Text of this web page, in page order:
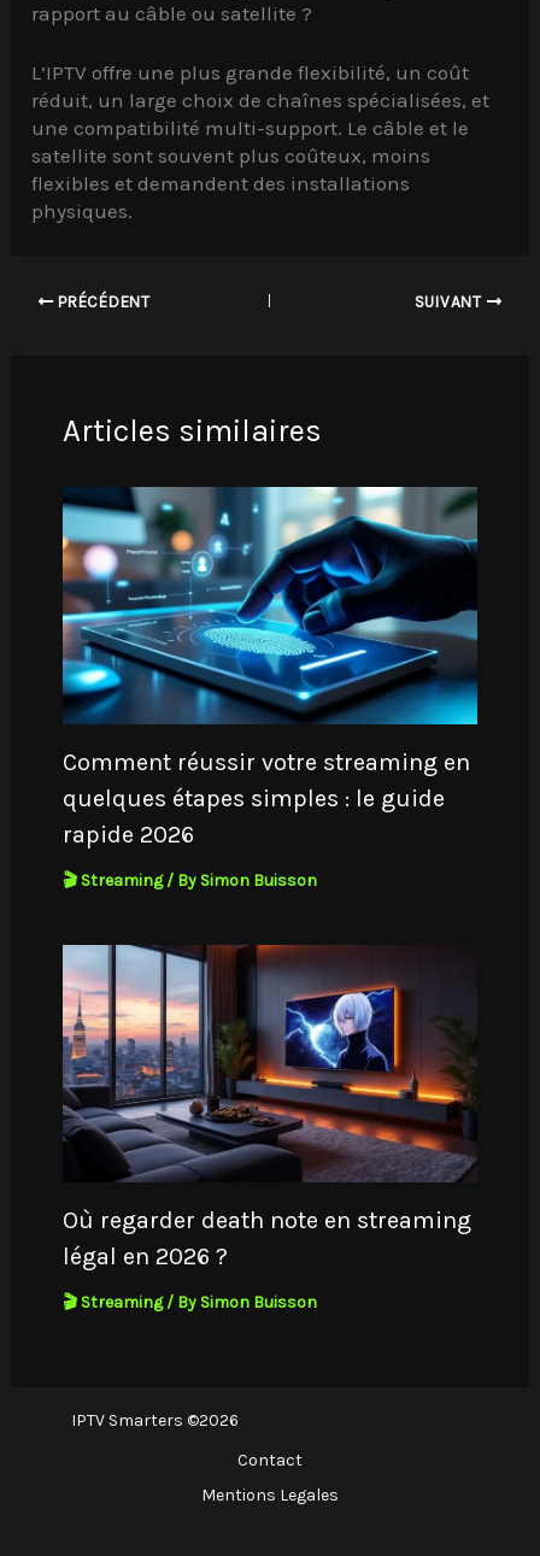
rapport au câble ou satellite ?
L’IPTV offre une plus grande flexibilité, un coût
réduit, un large choix de chaînes spécialisées, et
une compatibilité multi-support. Le câble et le
satellite sont souvent plus coûteux, moins
flexibles et demandent des installations
physiques.
PRÉCÉDENT SUIVANT
Articles similaires
Comment réussir votre streaming en
quelques étapes simples : le guide
rapide 2026
🎬 Streaming/ By Simon Buisson
Où regarder death note en streaming
légal en 2026 ?
🎬 Streaming/ By Simon Buisson
IPTV Smarters ©2026
Contact
Mentions Legales